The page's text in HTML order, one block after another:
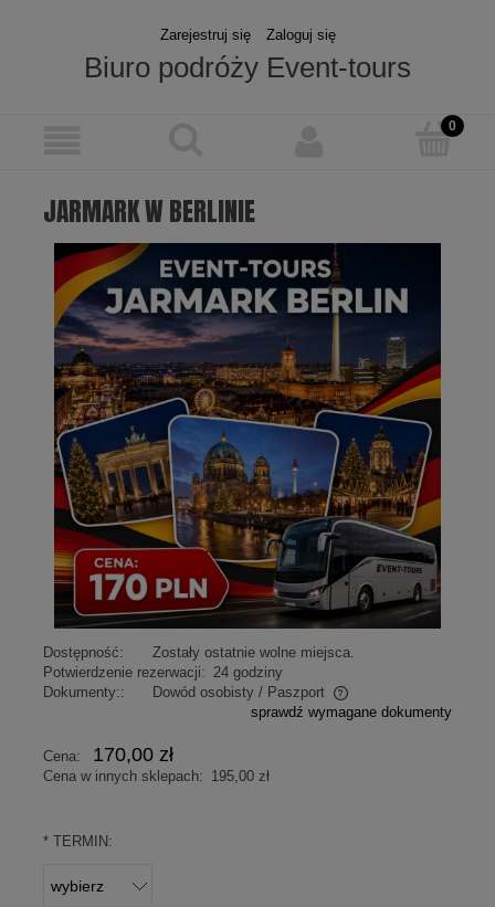
Zarejestruj się Zaloguj się
Biuro podróży Event-tours
JARMARK W BERLINIE
Dostępność:
Zostały ostatnie wolne miejsca.
Potwierdzenie rezerwacji: 24 godziny
Dokumenty::
Dowód osobisty / Paszport
Obowiązkowo dla każdego uczestnikasprawdź wymagane dokumenty
Cena: 170,00 zł
Cena w innych sklepach: 195,00 zł
* TERMIN: